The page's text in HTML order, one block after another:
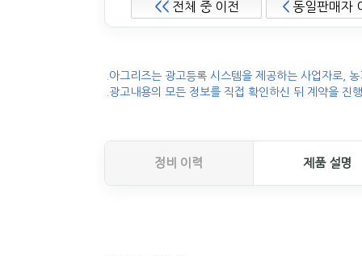
<<전체 중 이전 < 동일판매자
.아그리즈는 광고등록 시스템을 제공하는 사업자로,
.광고내용의 모든 정보를 직접 확인하신 뒤 계약을 진
정비 이력 제품 설명